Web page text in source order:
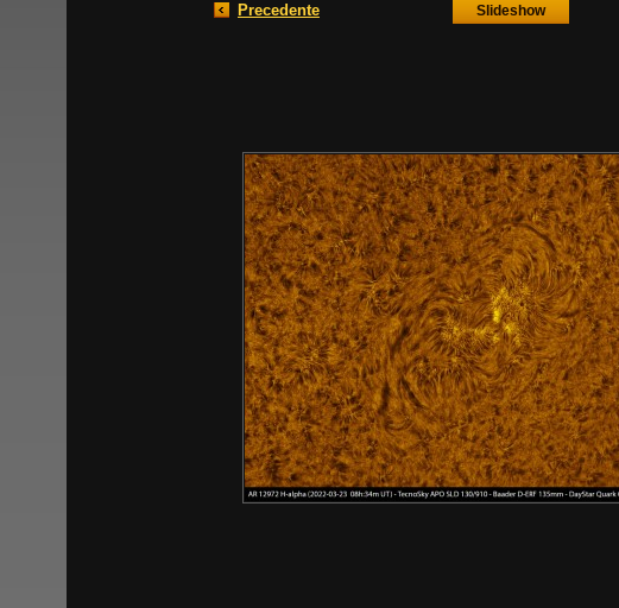
Precedente Slideshow